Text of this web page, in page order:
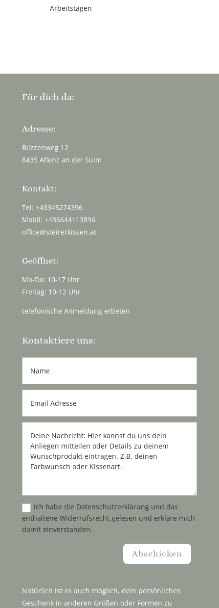
Arbeitstagen
Für dich da:
Adresse:
Blizzenweg 12
8435 Aflenz an der Sulm
Kontakt:
Tel: +43345274396
Mobil: +436644113896
office@steirerkissen.at
Geöffnet:
Mo-Do: 10-17 Uhr
Freitag: 10-12 Uhr
telefonische Anmeldung erbeten
Kontaktiere uns:
Ich habe die Datenschutzerklärung und das
enthaltene Widerrufsrecht gelesen und erkläre mich
damit einverstanden.
Abschicken
Natürlich ist es auch möglich, dein persönliches
Geschenk in anderen Größen oder Formen zu